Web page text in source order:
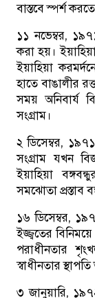
বাস্তবে স্পর্শ
১১ নভেম্বর,
করা হয়।
ইয়াহিয়া
হাতে বাঙালীর
সময় অনিবার্য
সংগ্রাম।
২ ডিসেম্বর,
সংগ্রাম যখন
ইয়াহিয়া
সমঝোতা প্রস্তাব
১৬ ডিসেম্বর,
ইজ্জ্বতের
পরাধীনতার
স্বাধীনতার
৩ জানুয়ারি,